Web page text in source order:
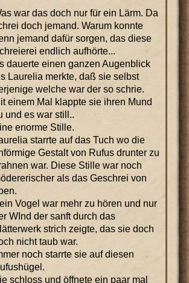
war das doch nur für ein Lärm. Da
doch jemand. Warum konnte
jemand dafür sorgen, das diese
endlich aufhörte...
dauerte einen ganzen Augenblick
Laurelia merkte, daß sie selbst
welche war der so schrie.
einem Mal klappte sie ihren Mund
und es war still..
enorme Stille.
starrte auf das Tuch wo die
Gestalt von Rufus drunter zu
war. Diese Stille war noch
als das Geschrei von
Vogel war mehr zu hören und nur
WInd der sanft durch das
strich zeigte, das sie doch
nicht taub war.
noch starrte sie auf diesen
schloss und öffnete ein paar mal